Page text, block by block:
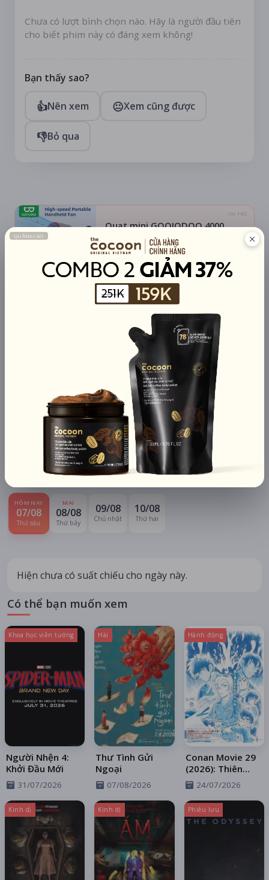
Chưa có lượt bình chọn nào. Hãy là người đầu tiên
cho biết phim này có đáng xem không!
Bạn thấy sao?
👍Nên xem 😐Xem cũng được
👎Bỏ qua
TÀI TRỢ
Quạt mini GOOJODOQ 4000
mAh di động
Khuyến mãi + free ship
Xem khuyến mãi
BÌNH LUẬN ĐÁNH GIÁ
HỆ THỐNG RẠP
Tất cả hệ thống
HÔM NAY
07/08
Thứ sáu
MAI
08/08
Thứ bảy
09/08
Chủ nhật
10/08
Thứ hai
Hiện chưa có suất chiếu cho ngày này.
Có thể bạn muốn xem
Khoa học viễn tưởng
Người Nhện 4:
Khởi Đầu Mới
31/07/2026
Hài
Thư Tình Gửi
Ngoại
07/08/2026
Hành động
Conan Movie 29
(2026): Thiên
Thần Sa Ngã
Trên Xa Lộ
24/07/2026
Kinh dị Kinh dị Phiêu lưu